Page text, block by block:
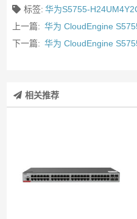
标签: 华为S5755-
上一篇: 华为 CloudEngine
下一篇: 华为 CloudEngine
相关推荐